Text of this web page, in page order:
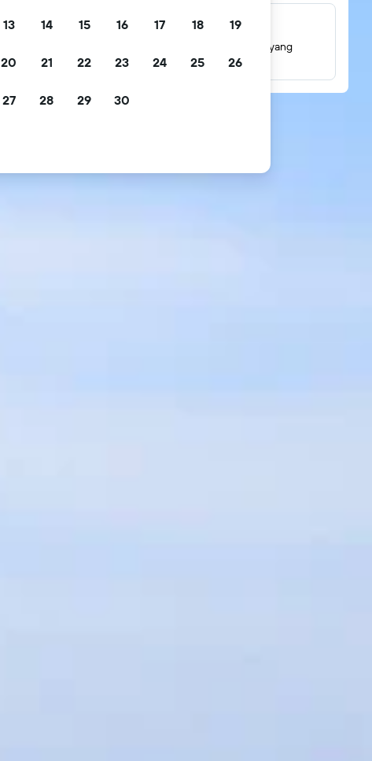
Jutaan ulasan
Lihat penilaian berdasarkan jutaan ulasan tamu yang
sebenarnya.
13 14 15 16 17 18 19
20 21 22 23 24 25 26
27 28 29 30